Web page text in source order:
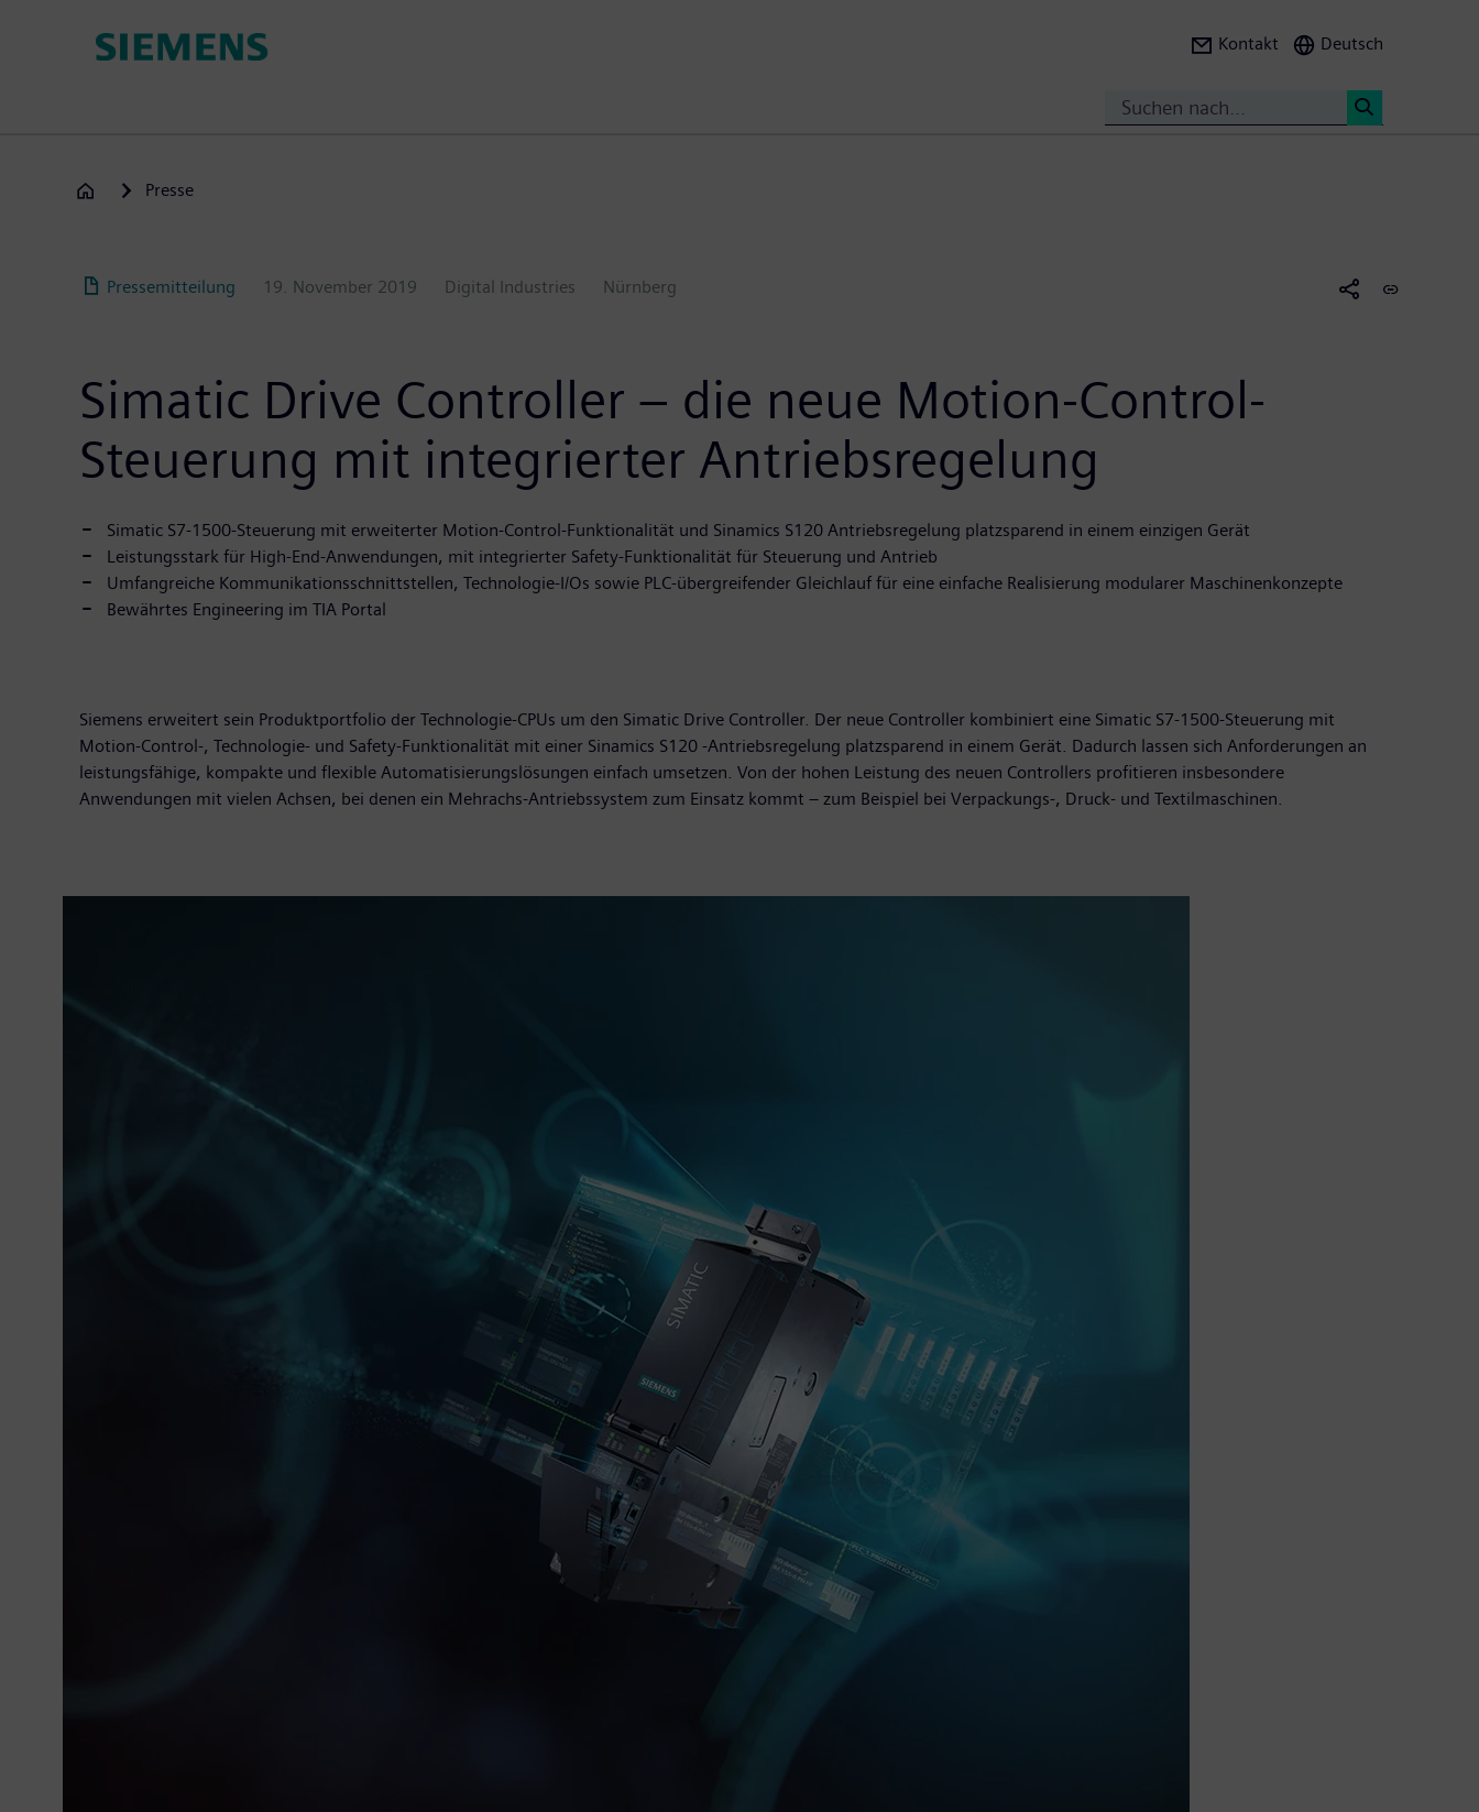
Kontakt Deutsch
Presse
Pressemitteilung 19. November 2019 Digital Industries Nürnberg
Simatic Drive Controller – die neue Motion-Control-
Steuerung mit integrierter Antriebsregelung
Simatic S7-1500-Steuerung mit erweiterter Motion-Control-Funktionalität und Sinamics S120 Antriebsregelung platzsparend in einem einzigen Gerät
Leistungsstark für High-End-Anwendungen, mit integrierter Safety-Funktionalität für Steuerung und Antrieb
Umfangreiche Kommunikationsschnittstellen, Technologie-I/Os sowie PLC-übergreifender Gleichlauf für eine einfache Realisierung modularer Maschinenkonzepte
Bewährtes Engineering im TIA Portal
Siemens erweitert sein Produktportfolio der Technologie-CPUs um den Simatic Drive Controller. Der neue Controller kombiniert eine Simatic S7-1500-Steuerung mit
Motion-Control-, Technologie- und Safety-Funktionalität mit einer Sinamics S120 -Antriebsregelung platzsparend in einem Gerät. Dadurch lassen sich Anforderungen an
leistungsfähige, kompakte und flexible Automatisierungslösungen einfach umsetzen. Von der hohen Leistung des neuen Controllers profitieren insbesondere
Anwendungen mit vielen Achsen, bei denen ein Mehrachs-Antriebssystem zum Einsatz kommt – zum Beispiel bei Verpackungs-, Druck- und Textilmaschinen.